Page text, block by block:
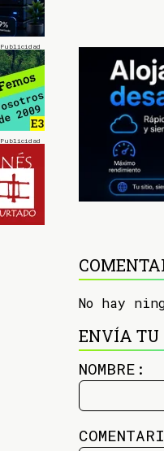
No hay
ENVÍA TU
NOMBRE: